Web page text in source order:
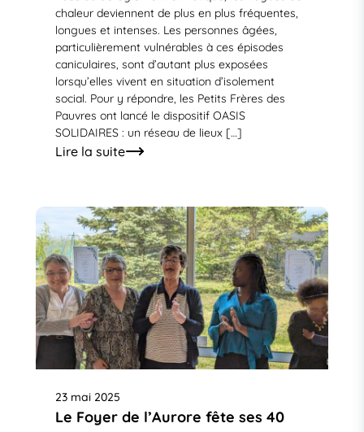
chaleur deviennent de plus en plus fréquentes,
longues et intenses. Les personnes âgées,
particulièrement vulnérables à ces épisodes
caniculaires, sont d’autant plus exposées
lorsqu’elles vivent en situation d’isolement
social. Pour y répondre, les Petits Frères des
Pauvres ont lancé le dispositif OASIS
SOLIDAIRES : un réseau de lieux […]
Lire la suite
23 mai 2025
Le Foyer de l’Aurore fête ses 40